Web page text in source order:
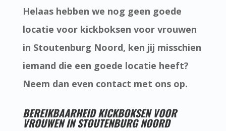
Helaas hebben we nog geen goede
locatie voor kickboksen voor vrouwen
in Stoutenburg Noord, ken jij misschien
iemand die een goede locatie heeft?
Neem dan even contact met ons op.
BEREIKBAARHEID KICKBOKSEN VOOR
VROUWEN IN STOUTENBURG NOORD